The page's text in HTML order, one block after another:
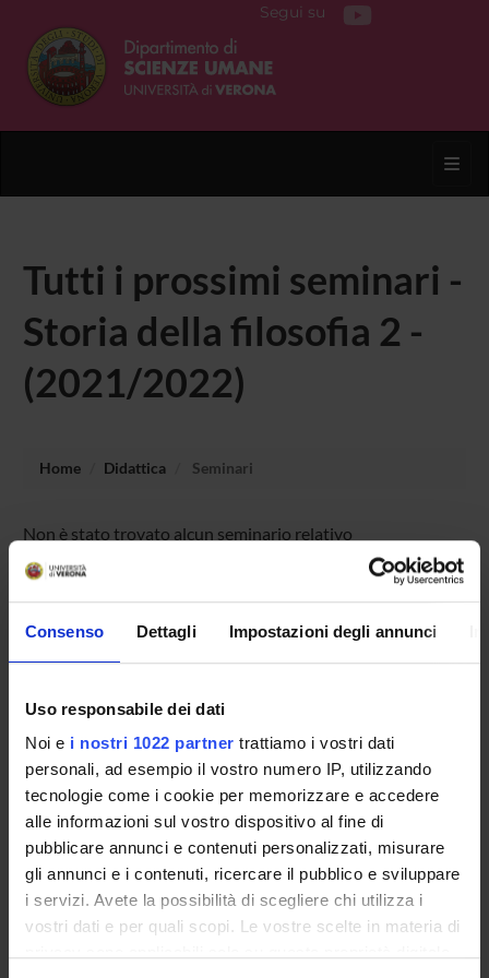
Consenso Dettagli Impostazioni degli annunci
Uso responsabile dei dati
Noi e i nostri 1022 partner trattiamo i vostri dati
personali, ad esempio il vostro numero IP, utilizzando
tecnologie come i cookie per memorizzare e accedere
alle informazioni sul vostro dispositivo al fine di
pubblicare annunci e contenuti personalizzati, misurare
gli annunci e i contenuti, ricercare il pubblico e sviluppare
i servizi. Avete la possibilità di scegliere chi utilizza i
vostri dati e per quali scopi. Le vostre scelte in materia di
Segui su
Tutti i prossimi seminari -
Storia della filosofia 2 -
(2021/2022)
Home Didattica Seminari
Non è stato trovato alcun seminario relativo
all'insegnamento Storia della filosofia 2.
CORSI DI STUDIO
DOTTORATI, MASTER E FORMAZIONE SUPERIORE
Contatti
Persone
Luoghi
Calendario